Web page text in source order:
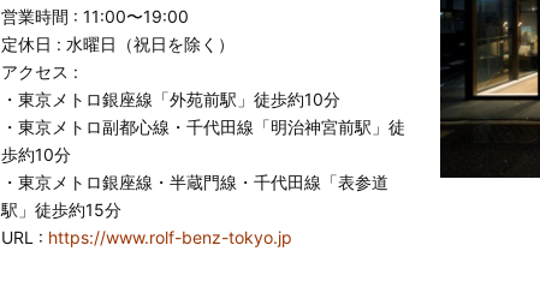
営業時間 : 11:00〜19:00
定休日 : ⽔曜日（祝日を除く）
アクセス :
・東京メトロ銀座線「外苑前駅」徒歩約10分
・東京メトロ副都心線・千代田線「明治神宮前駅」徒
歩約10分
・東京メトロ銀座線・半蔵門線・千代田線「表参道
駅」徒歩約15分
URL : https://www.rolf-benz-tokyo.jp